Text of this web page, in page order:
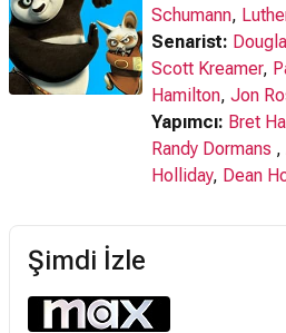
Schumann,
Senarist:
Scott Kreamer,
Hamilton, Jon
Yapımcı: Bret
Randy Dormans ,
Holliday, Dean
Şimdi İzle